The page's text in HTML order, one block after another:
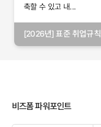
축할 수 있고 내...
[2026년] 표준 취업규칙
비즈폼 파워포인트